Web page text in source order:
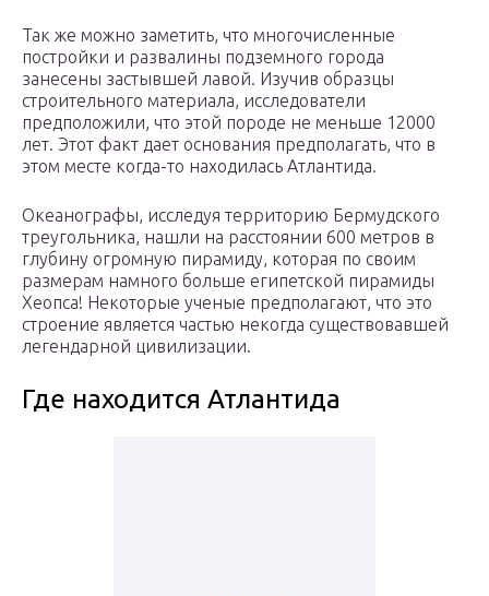
Так же можно заметить, что многочисленные
постройки и развалины подземного города
занесены застывшей лавой. Изучив образцы
строительного материала, исследователи
предположили, что этой породе не меньше 12000
лет. Этот факт дает основания предполагать, что в
этом месте когда-то находилась Атлантида.
Океанографы, исследуя территорию Бермудского
треугольника, нашли на расстоянии 600 метров в
глубину огромную пирамиду, которая по своим
размерам намного больше египетской пирамиды
Хеопса! Некоторые ученые предполагают, что это
строение является частью некогда существовавшей
легендарной цивилизации.
Где находится Атлантида